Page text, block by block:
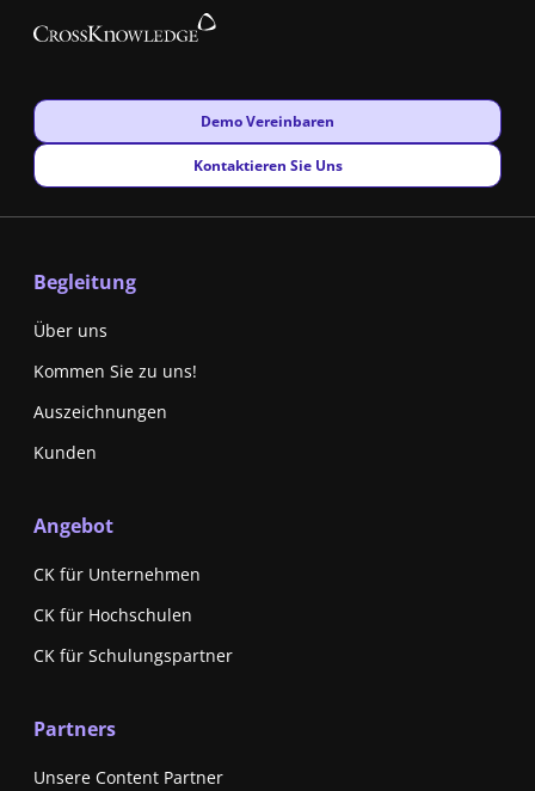
New window
Demo Vereinbaren
New window
Kontaktieren Sie Uns
Begleitung
Über uns
Kommen Sie zu uns!
Auszeichnungen
Kunden
Angebot
CK für Unternehmen
CK für Hochschulen
CK für Schulungspartner
Partners
Unsere Content Partner